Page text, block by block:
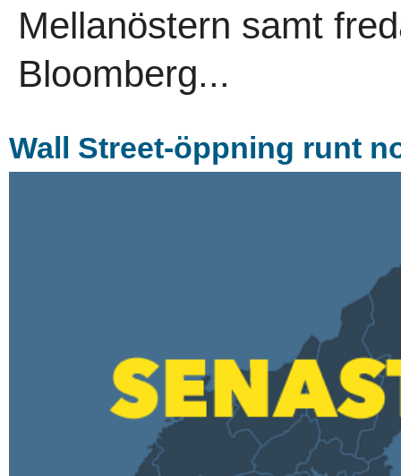
Mellanöstern samt
Bloomberg...
Wall Street-öppning runt